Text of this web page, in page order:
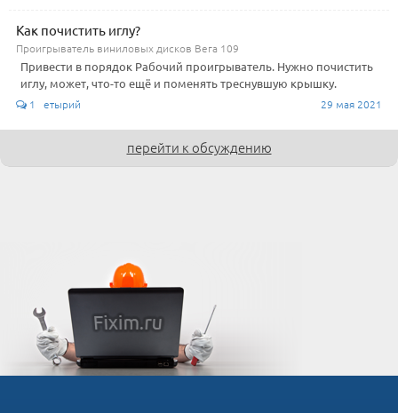
Как почистить иглу?
Проигрыватель виниловых дисков Вега 109
Привести в порядок Рабочий проигрыватель. Нужно почистить
иглу, может, что-то ещё и поменять треснувшую крышку.
1 етырий 29 мая 2021
перейти к обсуждению